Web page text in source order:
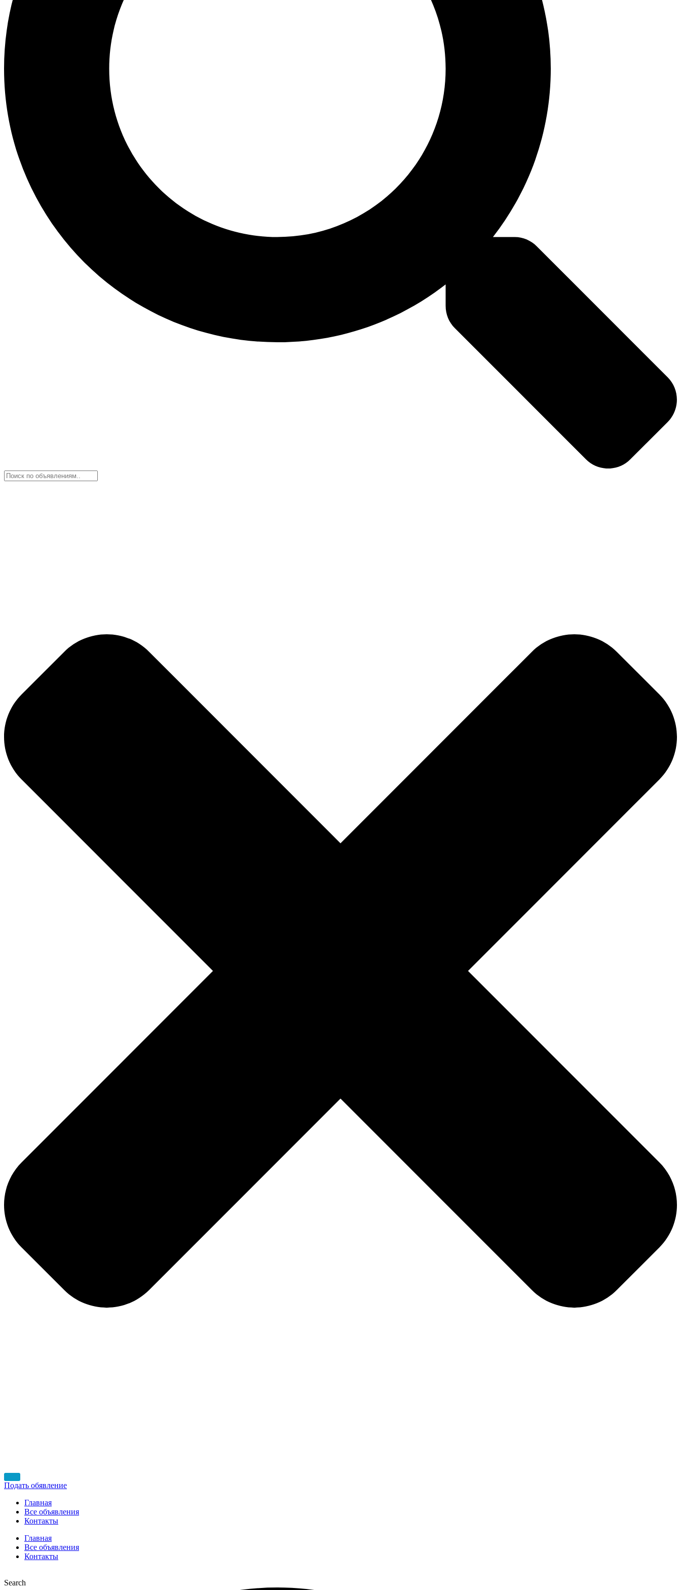
Подать обявление
Главная
Все объявления
Контакты
Главная
Все объявления
Контакты
Search